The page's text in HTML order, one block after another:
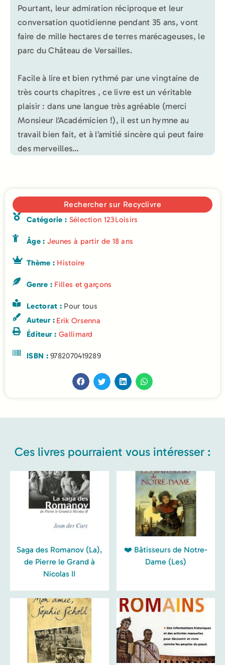
Pourtant, leur admiration réciproque et leur
conversation quotidienne pendant 35 ans, vont
faire de mille hectares de terres marécageuses, le
parc du Château de Versailles.
Facile à lire et bien rythmé par une vingtaine de
très courts chapitres , ce livre est un véritable
plaisir : dans une langue très agréable (merci
Monsieur l’Académicien !), il est un hymne au
travail bien fait, et à l’amitié sincère qui peut faire
des merveilles…
Rechercher sur Recyclivre
Catégorie : Sélection 123Loisirs
Âge : Jeunes à partir de 18 ans
Thème : Histoire
Genre : Filles et garçons
Lectorat : Pour tous
Auteur : Erik Orsenna
Éditeur : Gallimard
ISBN :9782070419289
Ces livres pourraient vous intéresser :
Saga des Romanov (La),
de Pierre le Grand à
Nicolas II
❤️ Bâtisseurs de Notre-
Dame (Les)